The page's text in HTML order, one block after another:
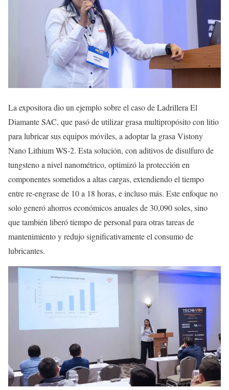
La expositora dio un ejemplo sobre el caso de Ladrillera El
Diamante SAC, que pasó de utilizar grasa multipropósito con litio
para lubricar sus equipos móviles, a adoptar la grasa Vistony
Nano Lithium WS-2. Esta solución, con aditivos de disulfuro de
tungsteno a nivel nanométrico, optimizó la protección en
componentes sometidos a altas cargas, extendiendo el tiempo
entre re-engrase de 10 a 18 horas, e incluso más. Este enfoque no
solo generó ahorros económicos anuales de 30,090 soles, sino
que también liberó tiempo de personal para otras tareas de
mantenimiento y redujo significativamente el consumo de
lubricantes.